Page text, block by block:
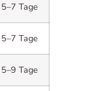
5–7 Tage
5–7 Tage
5–9 Tage